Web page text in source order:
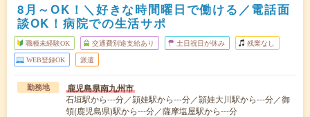
8月～OK！＼好きな時間曜日で働ける／電話面
談OK！病院での生活サポ
職種未経験OK 交通費別途支給あり 土日祝日が休み 残業なし
WEB登録OK 派遣
勤務地 鹿児島県南九州市
石垣駅から---分／頴娃駅から---分／頴娃大川駅から---分／御
領(鹿児島県)駅から---分／薩摩塩屋駅から---分